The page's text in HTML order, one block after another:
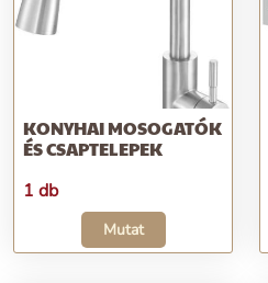
KONYHAI MOSOGATÓK
ÉS CSAPTELEPEK
1 db
Mutat